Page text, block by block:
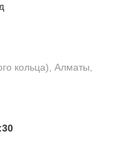
кольца), Алматы,